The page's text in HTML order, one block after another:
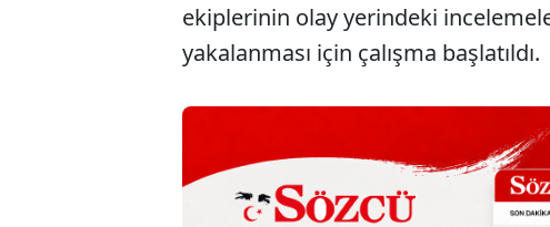
ekiplerinin olay yerindeki
yakalanması için çalışma başlatıldı.